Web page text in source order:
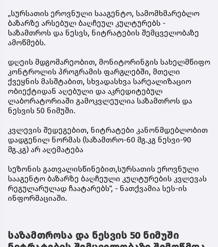
„სურსათის ეროვნული სააგენტო, სამომხმარებლო
ბაზარზე არსებულ ბაღჩეულ კულტურებს -
საზამთროს და ნესვს, ნიტრატების შემცველობაზე
ამოწმებს.
დღეის მდგომარეობით, მონიტორინგის სახელმწიფო
კონტროლის პროგრამის ფარგლებში, მთელი
ქვეყნის მასშტაბით, სხვადასხვა სარეალიზაციო
ობიექტიდან აღებული და აკრედიტებულ
ლაბორატორიაში გამოკვლეულია საზამთროს და
ნესვის 50 ნიმუში.
კვლევის შედეგებით, ნიტრატები კანონმდებლობით
დადგენილ ნორმას (საზამთრო-60 მგ.კგ ნესვი-90
მგ.კგ) არ აღემატება
სეზონის გათვალისწინებით,სურსათის ეროვნული
სააგენტო ბაზარზე ბაღჩეული კულტურების კვლევას
რეგულარულად ჩაატარებს“, - ნათქვამია სეს-ის
ინფორმაციაში.
საზამთროსა და ნესვის 50 ნიმუში